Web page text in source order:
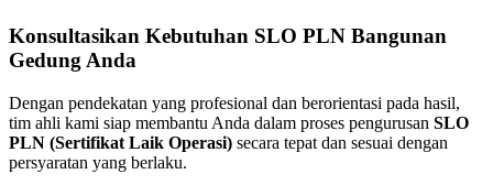
Konsultasikan Kebutuhan SLO PLN Bangunan
Gedung Anda
Dengan pendekatan yang profesional dan berorientasi pada hasil,
tim ahli kami siap membantu Anda dalam proses pengurusan SLO
PLN (Sertifikat Laik Operasi) secara tepat dan sesuai dengan
persyaratan yang berlaku.